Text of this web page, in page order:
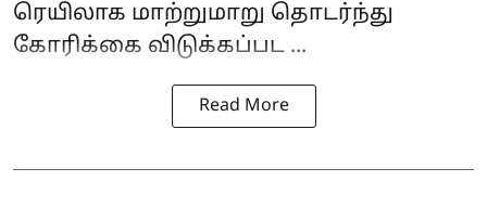
ரெயிலாக மாற்றுமாறு தொடர்ந்து
கோரிக்கை விடுக்கப்பட ...
Read More